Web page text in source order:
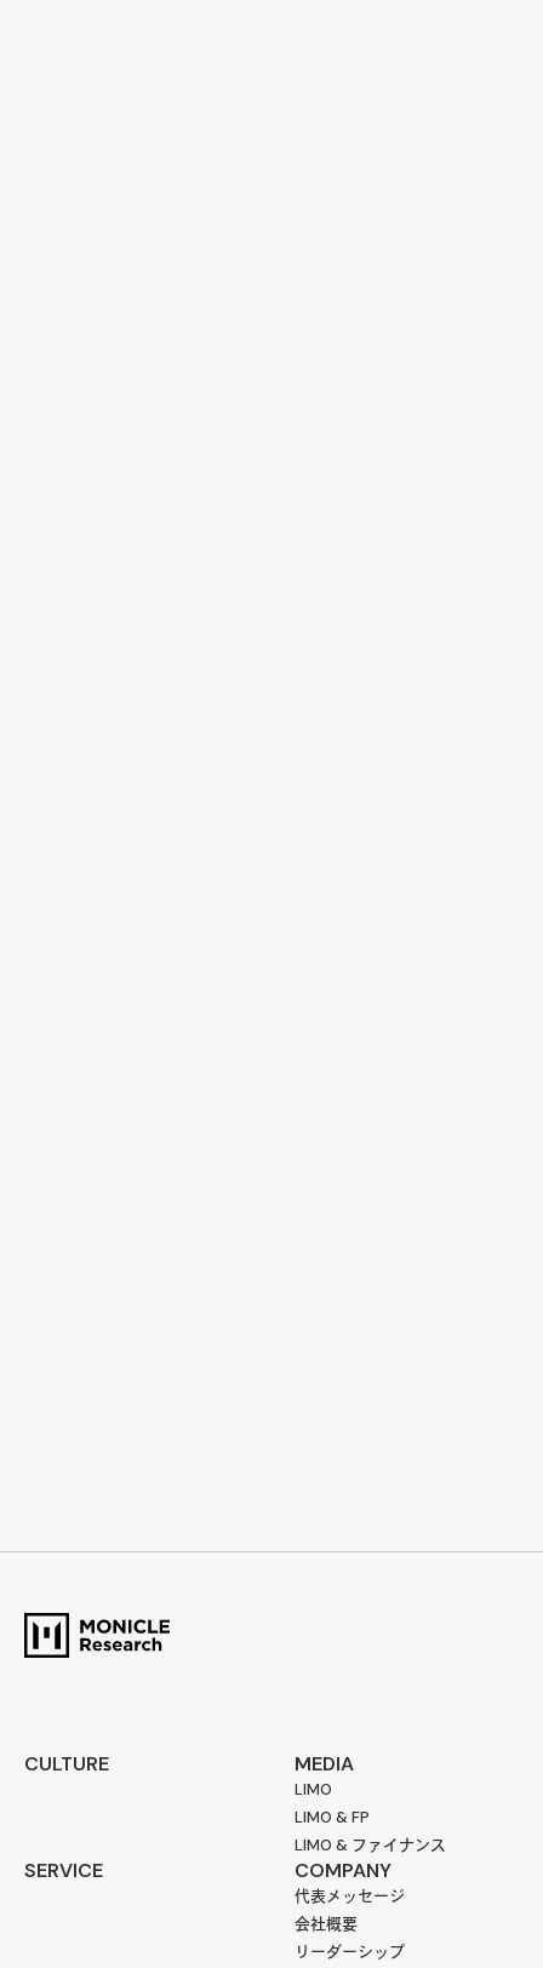
CULTURE MEDIA
LIMO
LIMO & FP
LIMO & ファイナンス
SERVICE COMPANY
代表メッセージ
会社概要
リーダーシップ